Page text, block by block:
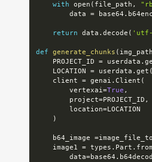
with open ( file_path ,
        data
= base64 .
return data .decode (
def generate_chunks ( img_path
    PROJECT_ID
= userdata .
    LOCATION
= userdata .get (
    client
= genai .Client (
        vertexai
=True ,
        project
=PROJECT_ID ,
        location
=LOCATION
)
    b64_image
=
    image1
= types . Part .
        data
=base64 .